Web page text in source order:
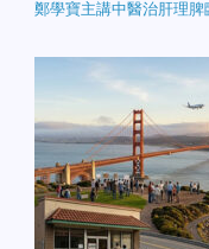
學生 AI 野火系統入選
用 AI 演算法開發出極
的「野火監測預警系
統」，今日獲選進入全國
青少年科技大賽決賽。
項創新有望大幅降低加
森林火災損失。 【通膨
力】奧克蘭卡車運輸成
激增 影響物價 數據顯
鄭學寶主講中醫治肝理